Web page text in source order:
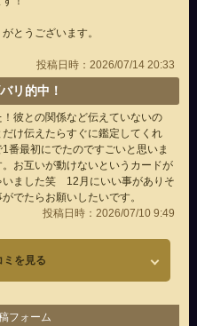
とうございます。
投稿日時：2026/07/14 20:33
リ的中！
彼との関係など伝えていないの
け伝えたらすぐに鑑定してくれ
番最初にでたのですごいと思いま
お互いが動けないというカードが
いました笑 12月にいい事がありそ
でたらお願いしたいです。
投稿日時：2026/07/10 9:49
ミを見る
フォーム